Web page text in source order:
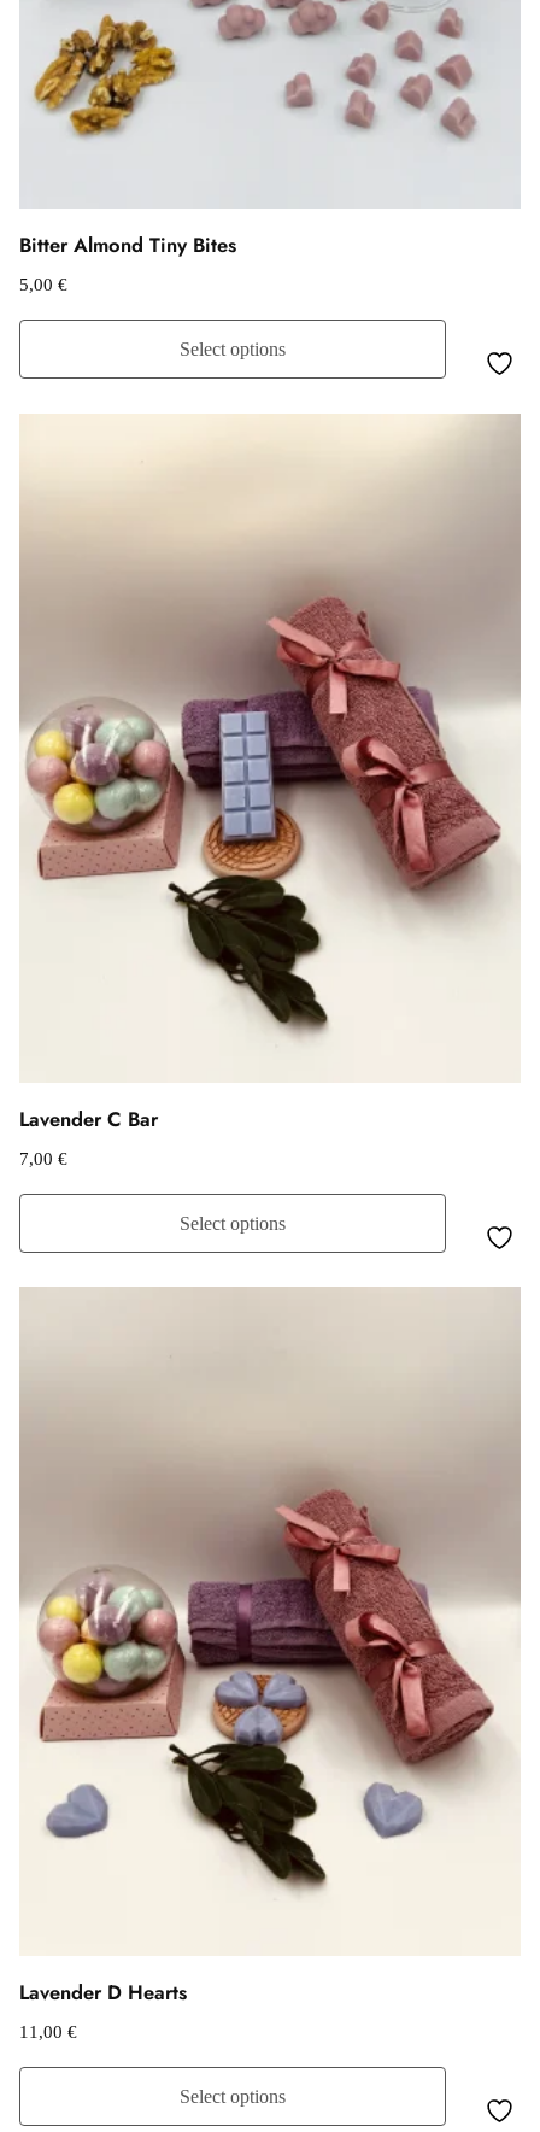
Bitter Almond Tiny Bites
5,00 €
Select options
Lavender C Bar
7,00 €
Select options
Lavender D Hearts
11,00 €
Select options